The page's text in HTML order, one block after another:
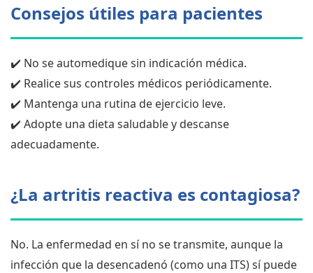
Consejos útiles para pacientes
✔️ No se automedique sin indicación médica.
✔️ Realice sus controles médicos periódicamente.
✔️ Mantenga una rutina de ejercicio leve.
✔️ Adopte una dieta saludable y descanse
adecuadamente.
¿La artritis reactiva es contagiosa?
No. La enfermedad en sí no se transmite, aunque la
infección que la desencadenó (como una ITS) sí puede